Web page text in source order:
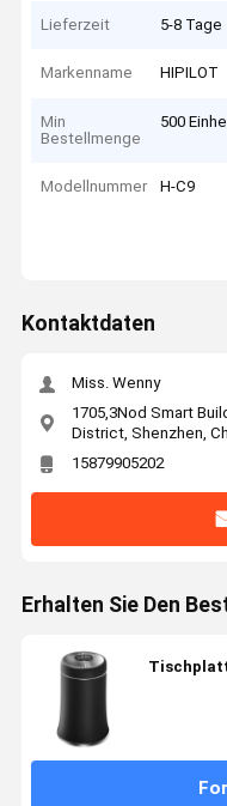
Lieferzeit 5-8 Tage
Markenname HIPILOT
Min
Bestellmenge
500
Modellnummer H-C9
Kontaktdaten
Miss. Wenny
1705,3Nod Smart
District, Shenzhen,
15879905202
Erhalten Sie Den